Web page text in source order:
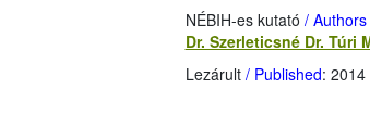
NÉBIH-es kutató /
Dr. Szerleticsné Dr. Túri
Lezárult/ Published: 2014